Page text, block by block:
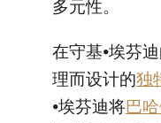
多元性。
在守基•埃芬
理而设计的独
•埃芬迪将巴